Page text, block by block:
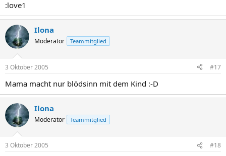
:love1
Ilona
Moderator Teammitglied
3 Oktober 2005 #17
Mama macht nur blödsinn mit dem Kind :-D
Ilona
Moderator Teammitglied
3 Oktober 2005 #18